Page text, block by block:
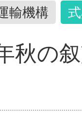
輸機構
秋の